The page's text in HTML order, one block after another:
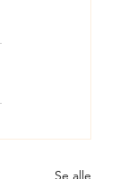
Se alle